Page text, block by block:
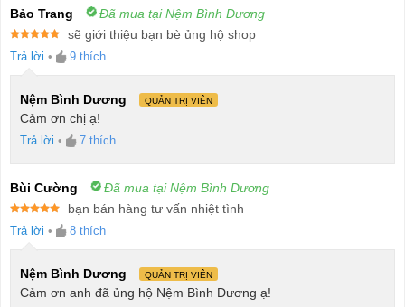
Bảo Trang Đã mua tại Nệm Bình Dương
hạng55
sẽ giới thiệu bạn bè ủng hộ shop
Trả lời • 9 thích
Nệm Bình Dương QUẢN TRỊ VIÊN
Cảm ơn chị ạ!
Trả lời • 7 thích
Bùi Cường Đã mua tại Nệm Bình Dương
hạng55
bạn bán hàng tư vấn nhiệt tình
Trả lời • 8 thích
Nệm Bình Dương QUẢN TRỊ VIÊN
Cảm ơn anh đã ủng hộ Nệm Bình Dương ạ!